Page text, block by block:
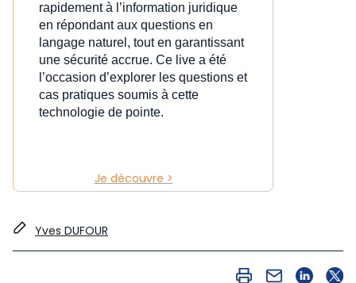
rapidement à l’information juridique
en répondant aux questions en
langage naturel, tout en garantissant
une sécurité accrue. Ce live a été
l’occasion d’explorer les questions et
cas pratiques soumis à cette
technologie de pointe.
Je découvre >
Yves DUFOUR